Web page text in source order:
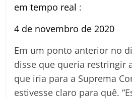
em tempo real :
4 de novembro de 2020
Em um ponto anterior no
disse que queria restringir
que iria para a Suprema
estivesse claro para quê.